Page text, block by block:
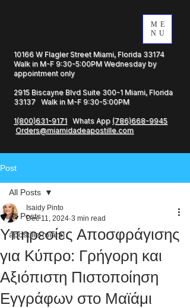
ME
NU
10166 W Flagler Street Miami, Florida 33174
Walk in M-F 9:30-5:00PM Wednesday by
appointment only
2915 Biscayne Blvd Suite 300-1 Miami, Florida
33137 Walk in M-F 9:30-5:00PM
1(800)631-9171 Whats App (786)668-9945
Orders@miamidadeapostille.com
Post
All Posts
apostille miami
All Posts
Υπηρεσίες Αποσφράγισης
για Κύπρο: Γρήγορη και
Αξιόπιστη Πιστοποίηση
Εγγράφων στο Μαϊάμι
Isaidy Pinto
Dec 11, 2024 3 min read